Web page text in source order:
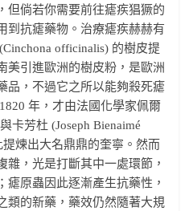
但倘若你需要前往瘧疾猖獗的
到抗瘧藥物。治療瘧疾赫赫有
officinalis) 的樹皮提
美引進歐洲的樹皮粉，是歐洲
品，不過它之所以能夠殺死瘧
年，才由法國化學家佩爾
卡芳杜 (Joseph Bienaimé
煉出大名鼎鼎的奎寧。然而
雜，光是打斷其中一處環節，
瘧原蟲因此逐漸產生抗藥性，
類的新藥，藥效仍然隨著大規